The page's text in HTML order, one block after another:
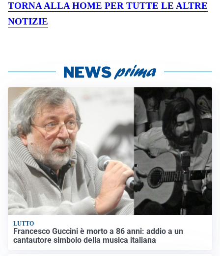
TORNA ALLA HOME PER TUTTE LE ALTRE
NOTIZIE
LUTTO
Francesco Guccini è morto a 86 anni: addio a un
cantautore simbolo della musica italiana